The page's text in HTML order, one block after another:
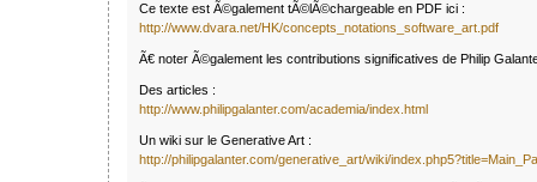
Ce texte est Ã©galement tÃ©lÃ©chargeable en PDF ici :
http://www.dvara.net/HK/concepts_notations_software_art.pdf
Ã€ noter Ã©galement les contributions significatives de Philip
Des articles :
http://www.philipgalanter.com/academia/index.html
Un wiki sur le Generative Art :
http://philipgalanter.com/generative_art/wiki/